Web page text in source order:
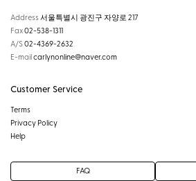
Address서울특별시 광진구 자양로 217
Fax02-538-1311
A/S02-4369-2632
E-mailcarlynonline@naver.com
Customer Service
Terms
Privacy Policy
Help
FAQ